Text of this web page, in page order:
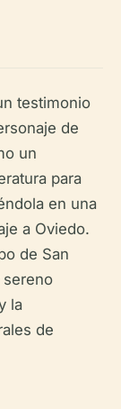
testimonio
de
un
para
en una
a Oviedo.
de San
la
de